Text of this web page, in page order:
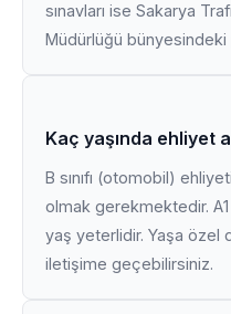
sınavları ise Sakarya
Müdürlüğü bünyesindeki
Kaç yaşında ehliyet
B sınıfı (otomobil)
olmak gerekmektedir.
yaş yeterlidir. Yaşa özel
iletişime geçebilirsiniz.